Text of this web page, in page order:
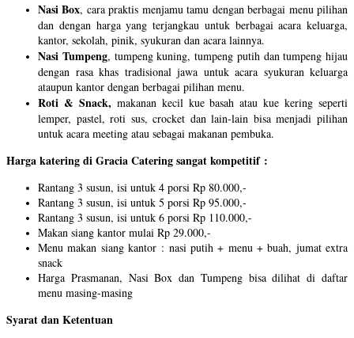
Nasi Box, cara praktis menjamu tamu dengan berbagai menu pilihan
dan dengan harga yang terjangkau untuk berbagai acara keluarga,
kantor, sekolah, pinik, syukuran dan acara lainnya.
Nasi Tumpeng, tumpeng kuning, tumpeng putih dan tumpeng hijau
dengan rasa khas tradisional jawa untuk acara syukuran keluarga
ataupun kantor dengan berbagai pilihan menu.
Roti & Snack, makanan kecil kue basah atau kue kering seperti
lemper, pastel, roti sus, crocket dan lain-lain bisa menjadi pilihan
untuk acara meeting atau sebagai makanan pembuka.
Harga katering di Gracia Catering sangat kompetitif :
Rantang 3 susun, isi untuk 4 porsi Rp 80.000,-
Rantang 3 susun, isi untuk 5 porsi Rp 95.000,-
Rantang 3 susun, isi untuk 6 porsi Rp 110.000,-
Makan siang kantor mulai Rp 29.000,-
Menu makan siang kantor : nasi putih + menu + buah, jumat extra
snack
Harga Prasmanan, Nasi Box dan Tumpeng bisa dilihat di daftar
menu masing-masing
Syarat dan Ketentuan